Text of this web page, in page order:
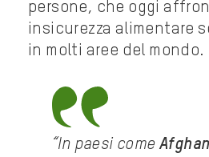
persone, che oggi
insicurezza alimentare
in molti aree del mondo.
“In paesi come